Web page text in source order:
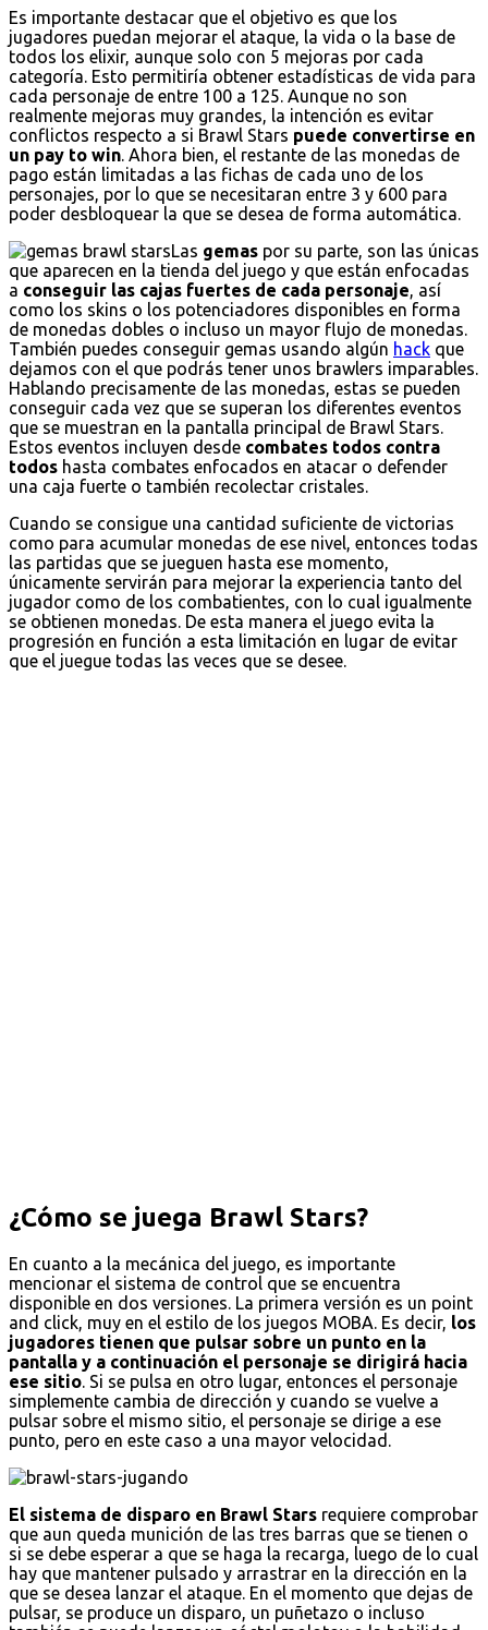
Es importante destacar que el objetivo es que los
jugadores puedan mejorar el ataque, la vida o la base de
todos los elixir, aunque solo con 5 mejoras por cada
categoría. Esto permitiría obtener estadísticas de vida para
cada personaje de entre 100 a 125. Aunque no son
realmente mejoras muy grandes, la intención es evitar
conflictos respecto a si Brawl Stars puede convertirse en
un pay to win . Ahora bien, el restante de las monedas de
pago están limitadas a las fichas de cada uno de los
personajes, por lo que se necesitaran entre 3 y 600 para
poder desbloquear la que se desea de forma automática.
Las gemas por su parte, son las únicas
que aparecen en la tienda del juego y que están enfocadas
a conseguir las cajas fuertes de cada personaje , así
como los skins o los potenciadores disponibles en forma
de monedas dobles o incluso un mayor flujo de monedas.
También puedes conseguir gemas usando algún hack que
dejamos con el que podrás tener unos brawlers imparables.
Hablando precisamente de las monedas, estas se pueden
conseguir cada vez que se superan los diferentes eventos
que se muestran en la pantalla principal de Brawl Stars.
Estos eventos incluyen desde combates todos contra
todos hasta combates enfocados en atacar o defender
una caja fuerte o también recolectar cristales.
Cuando se consigue una cantidad suficiente de victorias
como para acumular monedas de ese nivel, entonces todas
las partidas que se jueguen hasta ese momento,
únicamente servirán para mejorar la experiencia tanto del
jugador como de los combatientes, con lo cual igualmente
se obtienen monedas. De esta manera el juego evita la
progresión en función a esta limitación en lugar de evitar
que el juegue todas las veces que se desee.
¿Cómo se juega Brawl Stars?
En cuanto a la mecánica del juego, es importante
mencionar el sistema de control que se encuentra
disponible en dos versiones. La primera versión es un point
and click, muy en el estilo de los juegos MOBA. Es decir, los
jugadores tienen que pulsar sobre un punto en la
pantalla y a continuación el personaje se dirigirá hacia
ese sitio. Si se pulsa en otro lugar, entonces el personaje
simplemente cambia de dirección y cuando se vuelve a
pulsar sobre el mismo sitio, el personaje se dirige a ese
punto, pero en este caso a una mayor velocidad.
El sistema de disparo en Brawl Stars requiere comprobar
que aun queda munición de las tres barras que se tienen o
si se debe esperar a que se haga la recarga, luego de lo cual
hay que mantener pulsado y arrastrar en la dirección en la
que se desea lanzar el ataque. En el momento que dejas de
pulsar, se produce un disparo, un puñetazo o incluso